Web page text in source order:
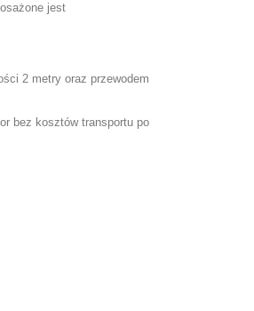
jest
2 metry oraz przewodem
bez kosztów transportu po